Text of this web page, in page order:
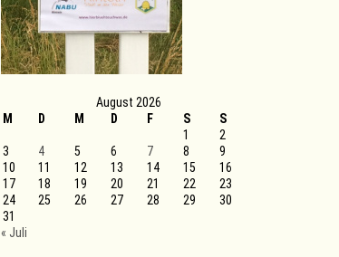
August 2026
M
D M D F S
S
1
2
3
4 5 6 7 8
9
10
11 12 13 14 15
16
17
18 19 20 21 22
23
24
25 26 27 28 29
30
31
« Juli